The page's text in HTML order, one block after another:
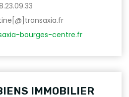
bourges-centre.fr
IMMOBILIER